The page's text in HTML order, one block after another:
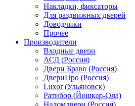
Накладки, фиксаторы
Для раздвижных дверей
Доводчики
Прочее
Производители
Входные двери
АСД (Россия)
Двери Браво (Россия)
ДвериПро (Россия)
Luxor (Ульяновск)
Ратибор (Йошкар-Ола)
Надомдвери (Россия)